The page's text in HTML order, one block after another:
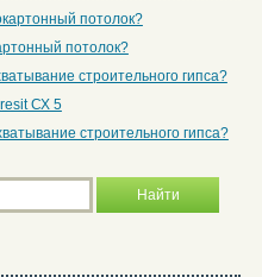
потолок?
потолок?
строительного гипса?
СХ 5
строительного гипса?